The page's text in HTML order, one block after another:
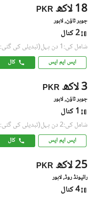
PKR 18 لاکھ
جوہر ٹاؤن, لاہور
2 کنال
شامل کی:1 دن پہل (تبدیلی کی گئی:1 دن پہلے)
ایس ایم ایس کال
PKR 3 لاکھ
جوہر ٹاؤن, لاہور
1 کنال
شامل کی:2 دن پہل (تبدیلی کی گئی:2 دن پہلے)
ایس ایم ایس کال
PKR 25 لاکھ
رائیونڈ روڈ, لاہور
4 کنال